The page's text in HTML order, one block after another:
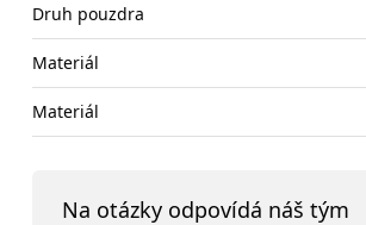
Druh pouzdra
Materiál
Materiál
Na otázky odpovídá náš tým